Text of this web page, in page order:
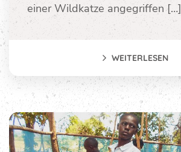
einer Wildkatze angegriffen […]
WEITERLESEN